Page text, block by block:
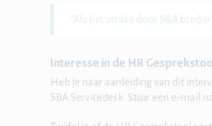
“Als het straks door SBA
Interesse in de HR
Heb je naar aanleiding van dit
SBA Servicedesk. Stuur een e-mail